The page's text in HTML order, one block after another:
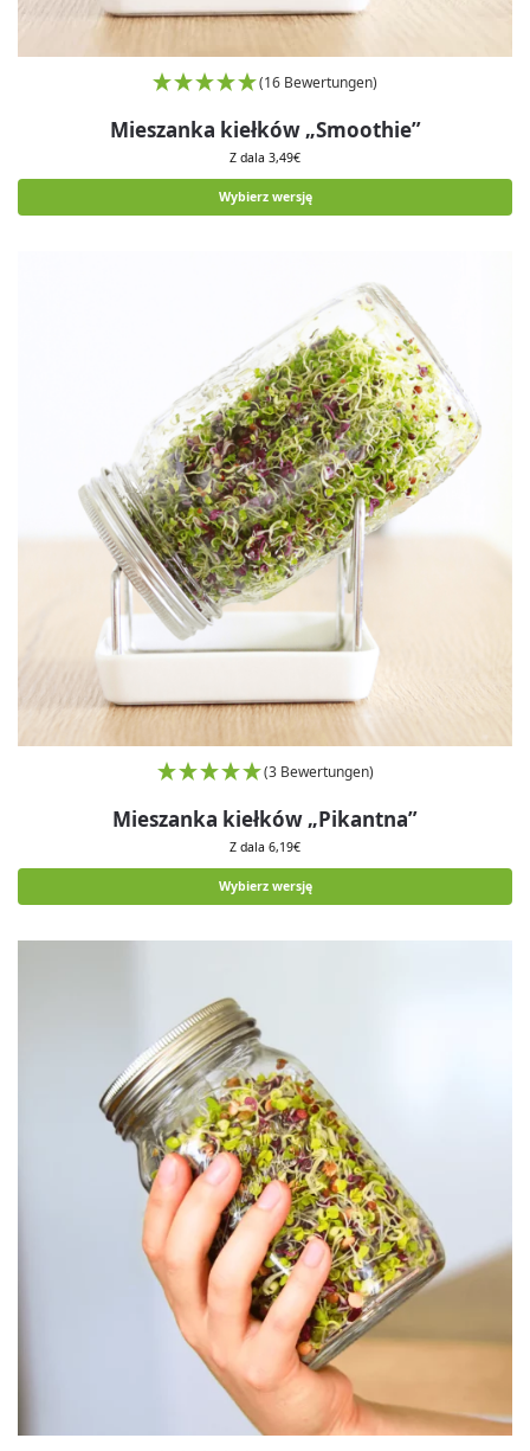
(16 Bewertungen)
Mieszanka kiełków „Smoothie”
Z dala 3,49€
Wybierz wersję
(3 Bewertungen)
Mieszanka kiełków „Pikantna”
Z dala 6,19€
Wybierz wersję